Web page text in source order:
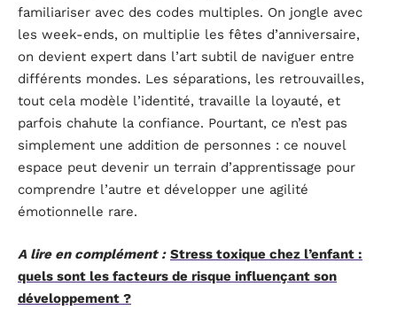
familiariser avec des codes multiples. On jongle avec
les week-ends, on multiplie les fêtes d’anniversaire,
on devient expert dans l’art subtil de naviguer entre
différents mondes. Les séparations, les retrouvailles,
tout cela modèle l’identité, travaille la loyauté, et
parfois chahute la confiance. Pourtant, ce n’est pas
simplement une addition de personnes : ce nouvel
espace peut devenir un terrain d’apprentissage pour
comprendre l’autre et développer une agilité
émotionnelle rare.
A lire en complément : Stress toxique chez l’enfant :
quels sont les facteurs de risque influençant son
développement ?